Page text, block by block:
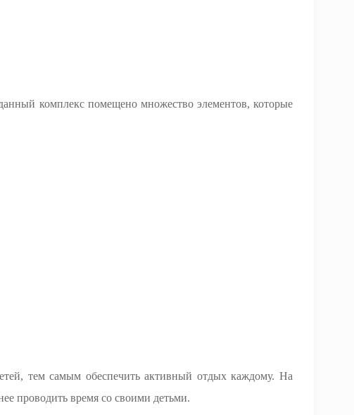
комплекс помещено множество элементов, которые
тем самым обеспечить активный отдых каждому. На
проводить время со своими детьми.